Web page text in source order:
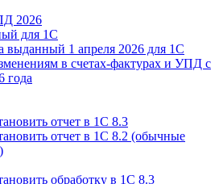
2026
для 1C
выданный 1 апреля 2026 для 1C
в счетах-фактурах и УПД с
года
отчет в 1С 8.3
отчет в 1С 8.2 (обычные
обработку в 1С 8.3